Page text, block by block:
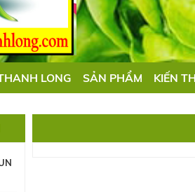
LONG SẢN PHẨM KIẾN